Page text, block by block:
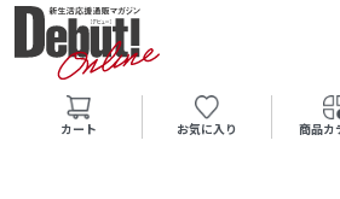
カート お気に入り 商品カ